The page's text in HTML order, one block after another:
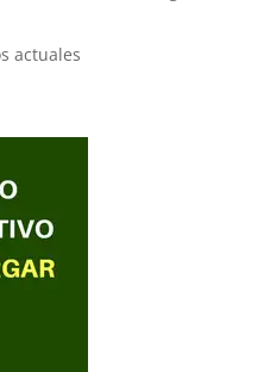
actuales